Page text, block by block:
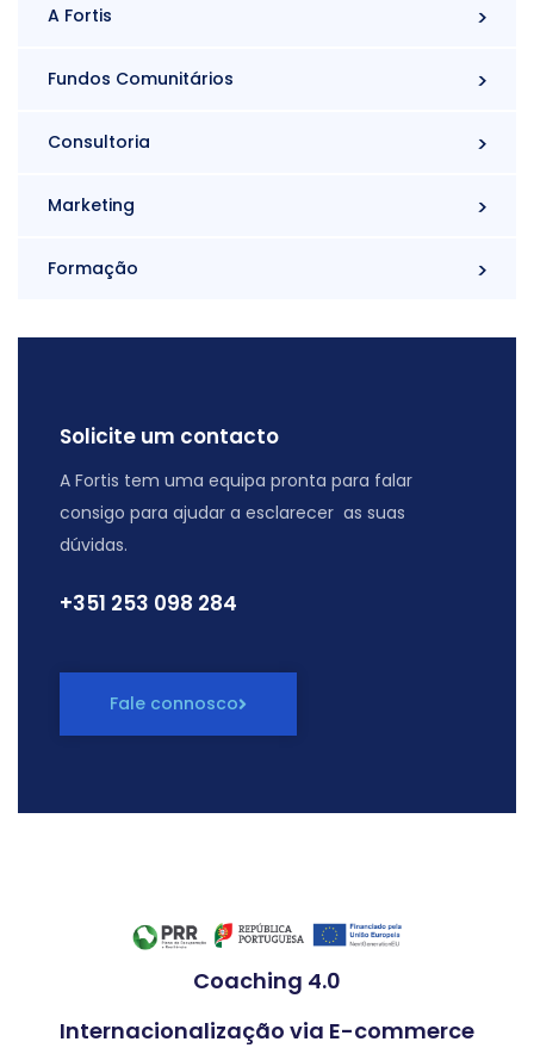
A Fortis
Fundos Comunitários
Consultoria
Marketing
Formação
Solicite um contacto
A Fortis tem uma equipa pronta para falar
consigo para ajudar a esclarecer as suas
dúvidas.
+351 ‭253 098 284
Fale connosco
Coaching 4.0
Internacionalização via E-commerce